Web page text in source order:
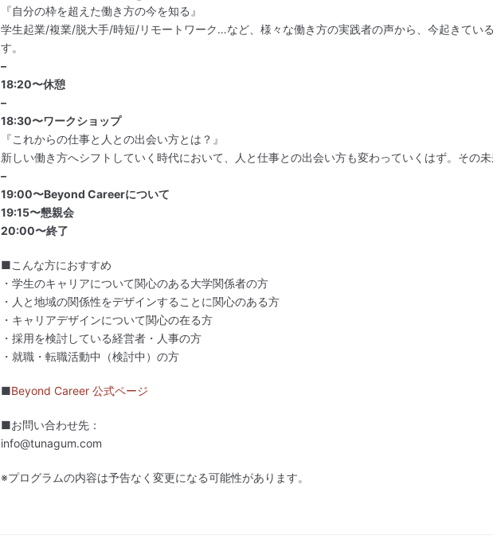
『自分の枠を超えた働き方の今を知る』
学生起業/複業/脱大手/時短/リモートワーク…など、様々な働き方の実践者の声から、今起きてい
す。
–
18:20〜休憩
–
18:30〜ワークショップ
『これからの仕事と人との出会い方とは？』
新しい働き方へシフトしていく時代において、人と仕事との出会い方も変わっていくはず。その未
–
19:00〜Beyond Careerについて
19:15〜懇親会
20:00〜終了
■こんな方におすすめ
・学生のキャリアについて関心のある大学関係者の方
・人と地域の関係性をデザインすることに関心のある方
・キャリアデザインについて関心の在る方
・採用を検討している経営者・人事の方
・就職・転職活動中（検討中）の方
■Beyond Career 公式ページ
■お問い合わせ先：
info@tunagum.com
※プログラムの内容は予告なく変更になる可能性があります。